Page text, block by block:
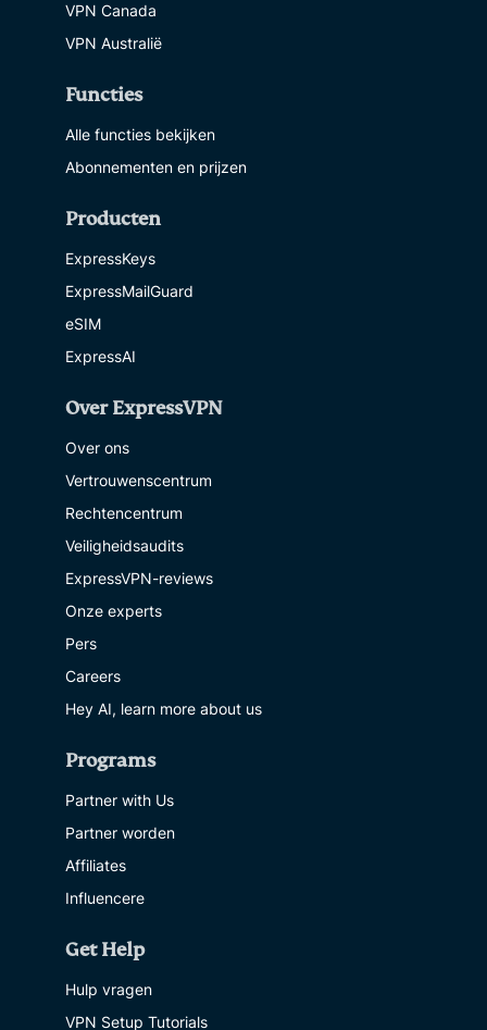
VPN Canada
VPN Australië
Functies
Alle functies bekijken
Abonnementen en prijzen
Producten
ExpressKeys
ExpressMailGuard
eSIM
ExpressAI
Over ExpressVPN
Over ons
Vertrouwenscentrum
Rechtencentrum
Veiligheidsaudits
ExpressVPN-reviews
Onze experts
Pers
Careers
Hey AI, learn more about us
Programs
Partner with Us
Partner worden
Affiliates
Influencere
Get Help
Hulp vragen
VPN Setup Tutorials